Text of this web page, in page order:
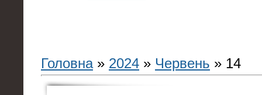
Головна» 2024 » Червень » 14